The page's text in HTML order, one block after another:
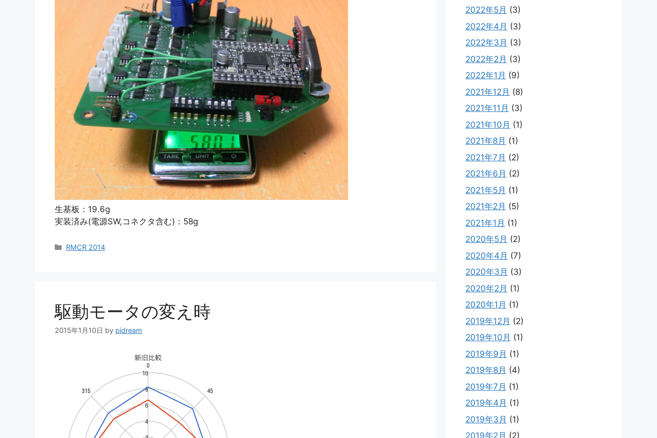
生基板：19.6g
実装済み(電源SW,コネクタ含む)：58g
カ
RMCR 2014
駆動モータの変え時
2015年1月10日 by pidream
2022年5月 (3)
2022年4月 (3)
2022年3月 (3)
2022年2月 (3)
2022年1月 (9)
2021年12月 (8)
2021年11月 (3)
2021年10月 (1)
2021年8月 (1)
2021年7月 (2)
2021年6月 (2)
2021年5月 (1)
2021年2月 (5)
2021年1月 (1)
2020年5月 (2)
2020年4月 (7)
2020年3月 (3)
2020年2月 (1)
2020年1月 (1)
2019年12月 (2)
2019年10月 (1)
2019年9月 (1)
2019年8月 (4)
2019年7月 (1)
2019年4月 (1)
2019年3月 (1)
2019年2月 (2)